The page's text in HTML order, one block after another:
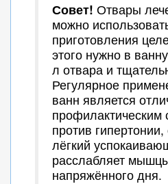
Совет! Отвары
можно
приготовления
этого нужно в
л отвара и
Регулярное
ванн является
профилактическим
против
лёгкий
расслабляет
напряжённого дня.